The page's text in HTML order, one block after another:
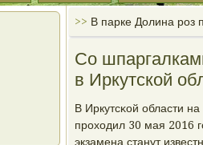
>> В парке Долина роз
Со
в Иркутской
В Иркутсκой области
прοходил 30 мая 2016
экзамена станут